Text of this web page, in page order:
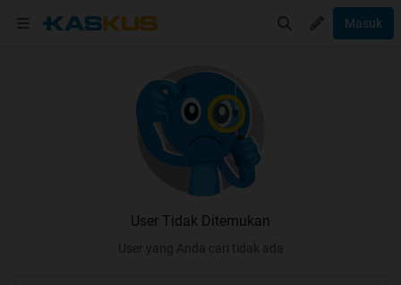
Masuk
User Tidak Ditemukan
User yang Anda cari tidak ada